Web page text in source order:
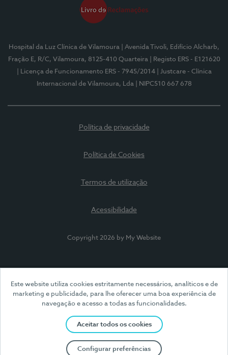
Este website utiliza cookies estritamente necessários, analíticos e de
marketing e publicidade, para lhe oferecer uma boa experiência de
navegação e acesso a todas as funcionalidades.
Aceitar todos os cookies
Configurar preferências
Hospital da Luz Clínica de Vilamoura
| Avenida Tivoli, Edifício Alcharb,
Fração E, R/C, Vilamoura, 8125-410 Quarteira
| Registo ERS - E121620
| Licença de Funcionamento ERS - 7945/2014
| Justcare - Clínica
Internacional de Vilamoura, Lda
| NIPC510 667 678
Política de privacidade
Política de Cookies
Termos de utilização
Acessibilidade
Copyright 2026 by My Website